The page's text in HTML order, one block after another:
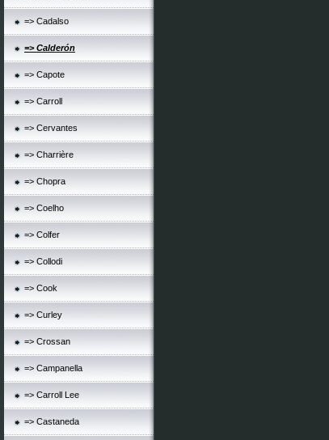
=> Cadalso
=> Calderón
=> Capote
=> Carroll
=> Cervantes
=> Charrière
=> Chopra
=> Coelho
=> Colfer
=> Collodi
=> Cook
=> Curley
=> Crossan
=> Campanella
=> Carroll Lee
=> Castaneda